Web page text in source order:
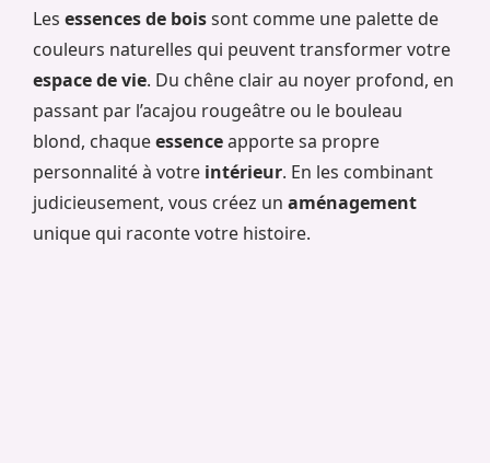
Les essences de boissont comme une palette de
couleurs naturelles qui peuvent transformer votre
espace de vie. Du chêne clair au noyer profond, en
passant par l’acajou rougeâtre ou le bouleau
blond, chaqueessenceapporte sa propre
personnalité à votre intérieur. En les combinant
judicieusement, vous créez un aménagement
unique qui raconte votre histoire.